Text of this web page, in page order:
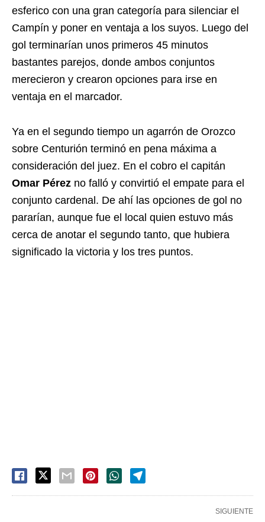
esferico con una gran categoría para silenciar el
Campín y poner en ventaja a los suyos. Luego del
gol terminarían unos primeros 45 minutos
bastantes parejos, donde ambos conjuntos
merecieron y crearon opciones para irse en
ventaja en el marcador.
Ya en el segundo tiempo un agarrón de Orozco
sobre Centurión terminó en pena máxima a
consideración del juez. En el cobro el capitán
Omar Pérez no falló y convirtió el empate para el
conjunto cardenal. De ahí las opciones de gol no
pararían, aunque fue el local quien estuvo más
cerca de anotar el segundo tanto, que hubiera
significado la victoria y los tres puntos.
SIGUIENTE